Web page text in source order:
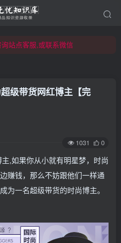
站点客服,或联系微信
站点客服,或联系微信
级带货网红博主【完
1031 0
,如果你从小就有明星梦，时尚
赚钱，那么不妨跟他们一样通
为一名超级带货的时尚博主。